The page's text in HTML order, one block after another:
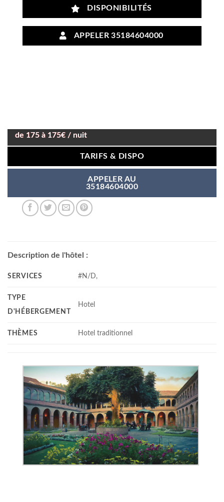
DISPONIBILITÉS
APPELER 35184604000
de 175 à 175€ / nuit
TARIFS & DISPO
APPELER AU
35184604000
Description de l'hôtel :
SERVICES #N/D,
TYPE
D'HÉBERGEMENT
Hotel
THÈMES Hotel traditionnel